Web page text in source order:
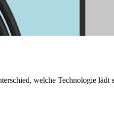
welche Technologie lädt